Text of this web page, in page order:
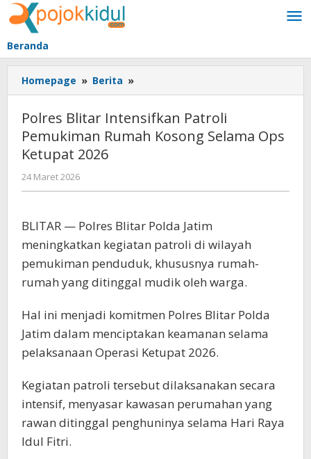
Lewati
ke
konten
Beranda
Homepage » Berita »
Blitar
Patroli
Pemukiman
Ops
2026
Polres Blitar Intensifkan Patroli
Pemukiman Rumah Kosong Selama Ops
Ketupat 2026
24 Maret 2026
BangAdmin
BLITAR — Polres Blitar Polda Jatim
meningkatkan kegiatan patroli di wilayah
pemukiman penduduk, khususnya rumah-
rumah yang ditinggal mudik oleh warga.
Hal ini menjadi komitmen Polres Blitar Polda
Jatim dalam menciptakan keamanan selama
pelaksanaan Operasi Ketupat 2026.
Kegiatan patroli tersebut dilaksanakan secara
intensif, menyasar kawasan perumahan yang
rawan ditinggal penghuninya selama Hari Raya
Idul Fitri.